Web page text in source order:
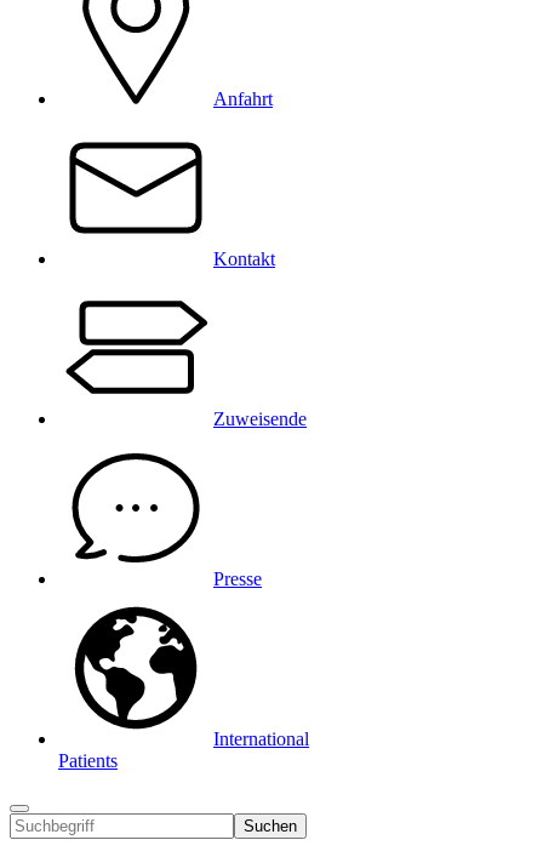
Anfahrt
Kontakt
Zuweisende
Presse
International
Patients
Suchen